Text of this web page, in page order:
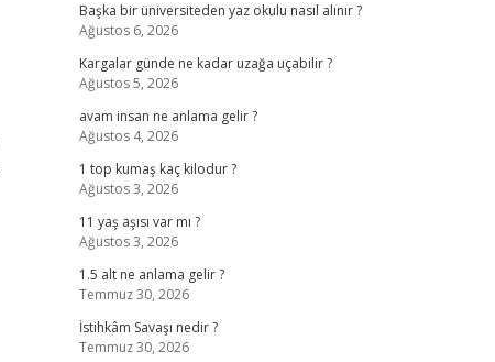
Başka bir üniversiteden yaz okulu nasıl alınır ?
Ağustos 6, 2026
Kargalar günde ne kadar uzağa uçabilir ?
Ağustos 5, 2026
avam insan ne anlama gelir ?
Ağustos 4, 2026
1 top kumaş kaç kilodur ?
Ağustos 3, 2026
11 yaş aşısı var mı ?
Ağustos 3, 2026
1.5 alt ne anlama gelir ?
Temmuz 30, 2026
İstihkâm Savaşı nedir ?
Temmuz 30, 2026